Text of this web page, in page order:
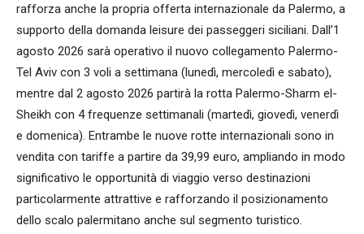
rafforza anche la propria offerta internazionale da Palermo, a
supporto della domanda leisure dei passeggeri siciliani. Dall’1
agosto 2026 sarà operativo il nuovo collegamento Palermo-
Tel Aviv con 3 voli a settimana (lunedì, mercoledì e sabato),
mentre dal 2 agosto 2026 partirà la rotta Palermo-Sharm el-
Sheikh con 4 frequenze settimanali (martedì, giovedì, venerdì
e domenica). Entrambe le nuove rotte internazionali sono in
vendita con tariffe a partire da 39,99 euro, ampliando in modo
significativo le opportunità di viaggio verso destinazioni
particolarmente attrattive e rafforzando il posizionamento
dello scalo palermitano anche sul segmento turistico.